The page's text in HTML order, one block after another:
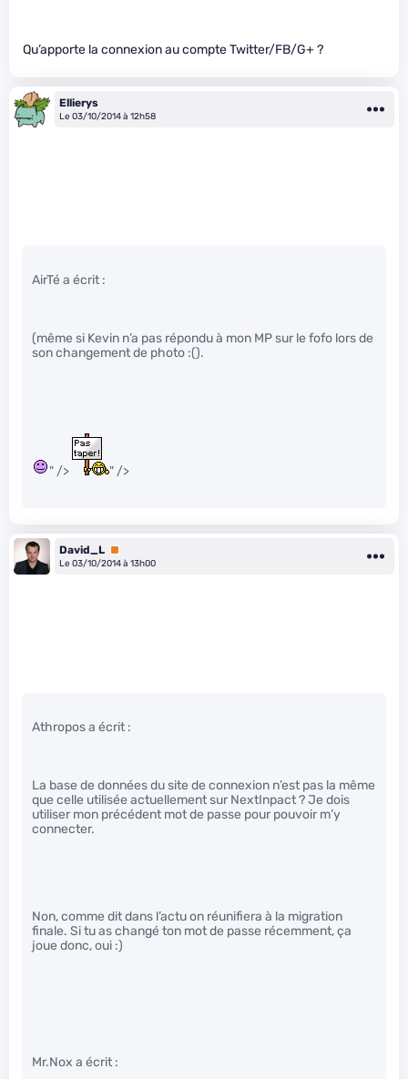
Qu’apporte la connexion au compte Twitter/FB/G+ ?
Ellierys
Le 03/10/2014 à 12h58
AirTé a écrit :
(même si Kevin n’a pas répondu à mon MP sur le fofo lors de
son changement de photo :().
" /> " />
David_L Premium
Le 03/10/2014 à 13h00
Athropos a écrit :
La base de données du site de connexion n’est pas la même
que celle utilisée actuellement sur NextInpact ? Je dois
utiliser mon précédent mot de passe pour pouvoir m’y
connecter.
Non, comme dit dans l’actu on réunifiera à la migration
finale. Si tu as changé ton mot de passe récemment, ça
joue donc, oui :)
Mr.Nox a écrit :